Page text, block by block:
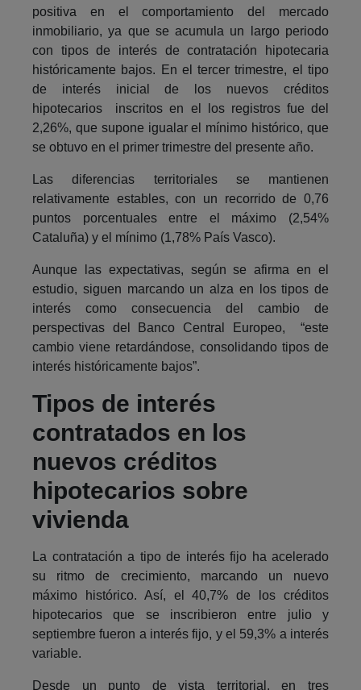
positiva en el comportamiento del mercado
inmobiliario, ya que se acumula un largo periodo
con tipos de interés de contratación hipotecaria
históricamente bajos. En el tercer trimestre, el tipo
de interés inicial de los nuevos créditos
hipotecarios inscritos en el los registros fue del
2,26%, que supone igualar el mínimo histórico, que
se obtuvo en el primer trimestre del presente año.
Las diferencias territoriales se mantienen
relativamente estables, con un recorrido de 0,76
puntos porcentuales entre el máximo (2,54%
Cataluña) y el mínimo (1,78% País Vasco).
Aunque las expectativas, según se afirma en el
estudio, siguen marcando un alza en los tipos de
interés como consecuencia del cambio de
perspectivas del Banco Central Europeo, “este
cambio viene retardándose, consolidando tipos de
interés históricamente bajos”.
Tipos de interés
contratados en los
nuevos créditos
hipotecarios sobre
vivienda
La contratación a tipo de interés fijo ha acelerado
su ritmo de crecimiento, marcando un nuevo
máximo histórico. Así, el 40,7% de los créditos
hipotecarios que se inscribieron entre julio y
septiembre fueron a interés fijo, y el 59,3% a interés
variable.
Desde un punto de vista territorial, en tres